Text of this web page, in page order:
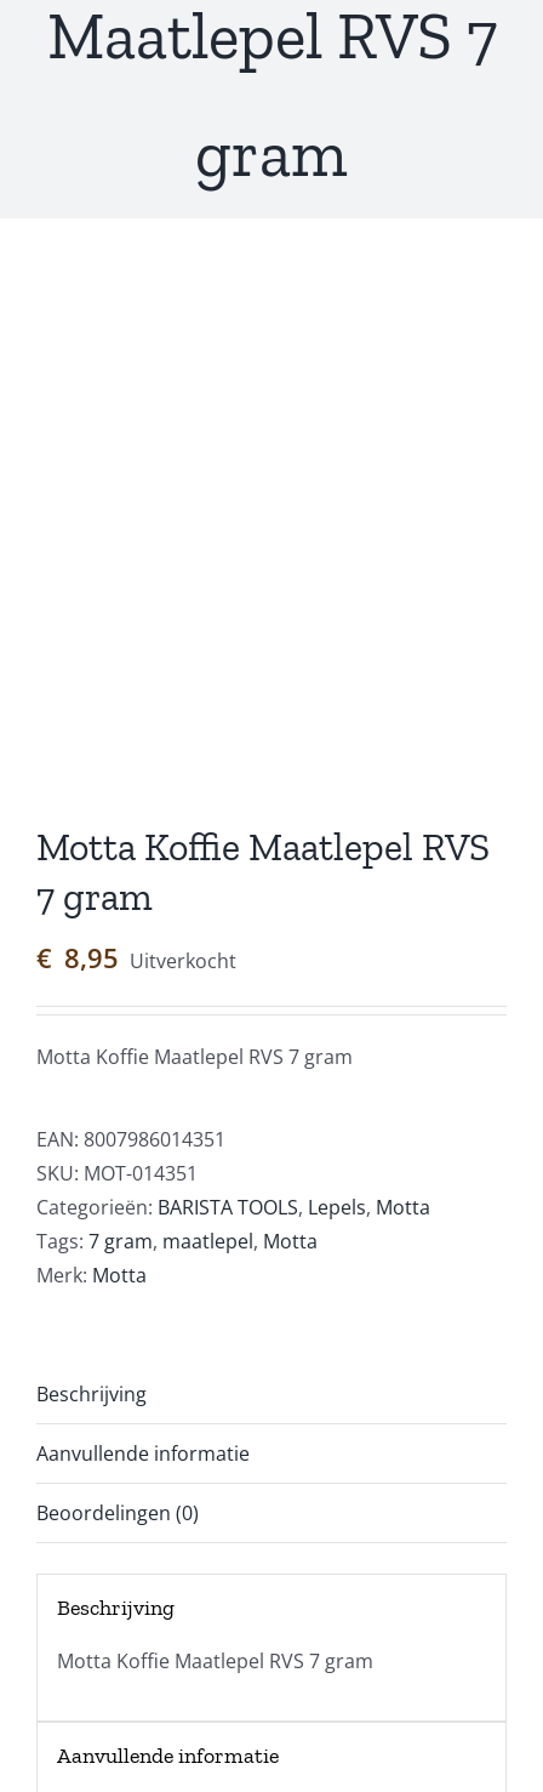
Maatlepel RVS 7
gram
Motta Koffie Maatlepel RVS
7 gram
€ 8,95 Uitverkocht
Motta Koffie Maatlepel RVS 7 gram
EAN: 8007986014351
SKU: MOT-014351
Categorieën: BARISTA TOOLS, Lepels, Motta
Tags: 7 gram, maatlepel, Motta
Merk: Motta
Beschrijving
Aanvullende informatie
Beoordelingen (0)
Beschrijving
Motta Koffie Maatlepel RVS 7 gram
Aanvullende informatie